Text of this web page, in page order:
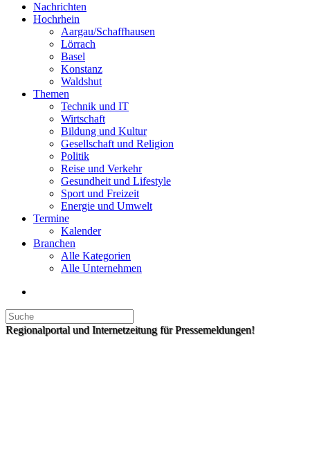
Nachrichten
Hochrhein
Aargau/Schaffhausen
Lörrach
Basel
Konstanz
Waldshut
Themen
Technik und IT
Wirtschaft
Bildung und Kultur
Gesellschaft und Religion
Politik
Reise und Verkehr
Gesundheit und Lifestyle
Sport und Freizeit
Energie und Umwelt
Termine
Kalender
Branchen
Alle Kategorien
Alle Unternehmen
Regionalportal und Internetzeitung für Pressemeldungen!